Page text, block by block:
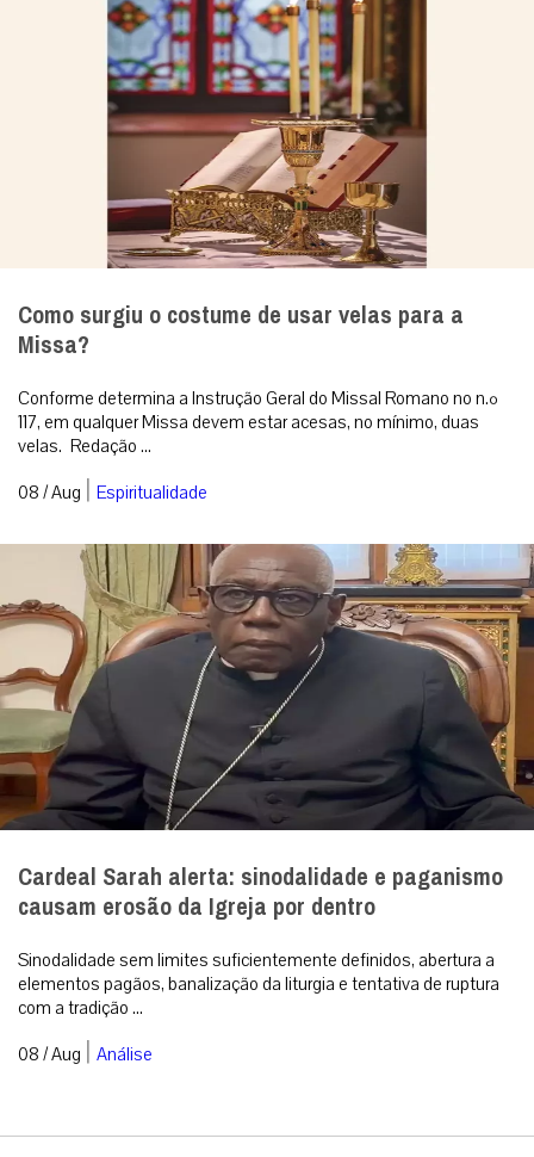
Como surgiu o costume de usar velas para a
Missa?
Conforme determina a Instrução Geral do Missal Romano no n.º
117, em qualquer Missa devem estar acesas, no mínimo, duas
velas. Redação ...
08 / Aug | Espiritualidade
Cardeal Sarah alerta: sinodalidade e paganismo
causam erosão da Igreja por dentro
Sinodalidade sem limites suficientemente definidos, abertura a
elementos pagãos, banalização da liturgia e tentativa de ruptura
com a tradição ...
08 / Aug | Análise